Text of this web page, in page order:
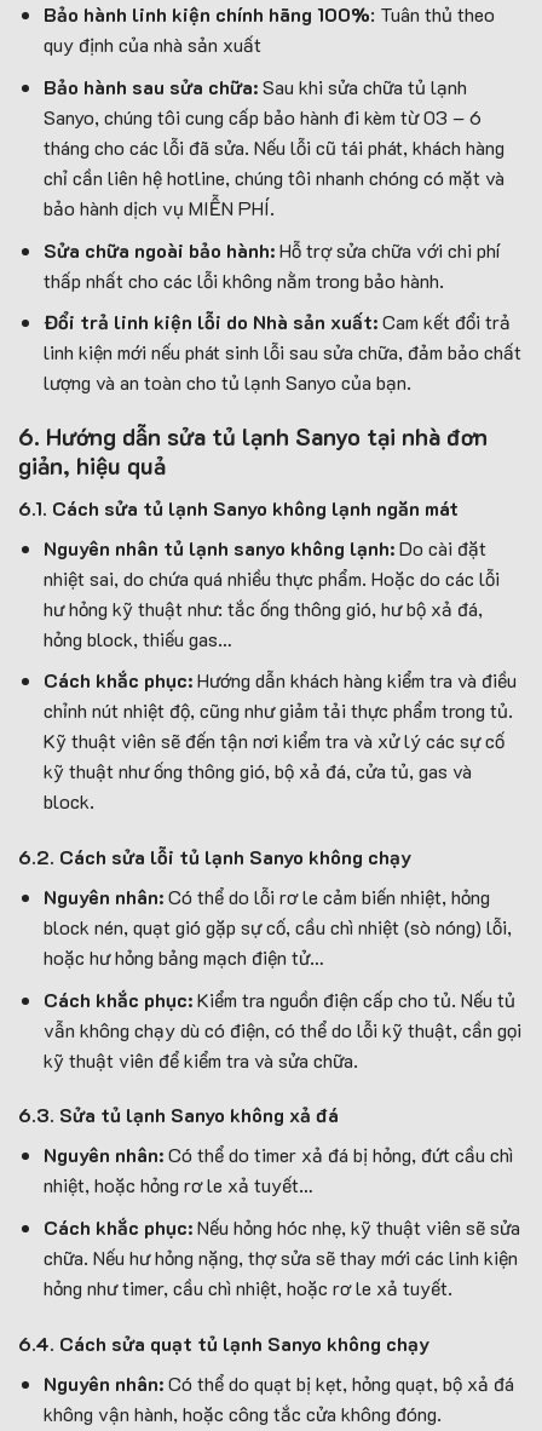
Bảo hành linh kiện chính hãng 100%: Tuân thủ theo
quy định của nhà sản xuất
Bảo hành sau sửa chữa:Sau khi sửa chữa tủ lạnh
Sanyo, chúng tôi cung cấp bảo hành đi kèm từ 03 – 6
tháng cho các lỗi đã sửa. Nếu lỗi cũ tái phát, khách hàng
chỉ cần liên hệ hotline, chúng tôi nhanh chóng có mặt và
bảo hành dịch vụ MIỄN PHÍ.
Sửa chữa ngoài bảo hành:Hỗ trợ sửa chữa với chi phí
thấp nhất cho các lỗi không nằm trong bảo hành.
Đổi trả linh kiện lỗi do Nhà sản xuất:Cam kết đổi trả
linh kiện mới nếu phát sinh lỗi sau sửa chữa, đảm bảo chất
lượng và an toàn cho tủ lạnh Sanyo của bạn.
6. Hướng dẫn sửa tủ lạnh Sanyo tại nhà đơn
giản, hiệu quả
6.1. Cách sửa tủ lạnh Sanyo không lạnh ngăn mát
Nguyên nhân tủ lạnh sanyo không lạnh:Do cài đặt
nhiệt sai, do chứa quá nhiều thực phẩm. Hoặc do các lỗi
hư hỏng kỹ thuật như: tắc ống thông gió, hư bộ xả đá,
hỏng block, thiếu gas…
Cách khắc phục:Hướng dẫn khách hàng kiểm tra và điều
chỉnh nút nhiệt độ, cũng như giảm tải thực phẩm trong tủ.
Kỹ thuật viên sẽ đến tận nơi kiểm tra và xử lý các sự cố
kỹ thuật như ống thông gió, bộ xả đá, cửa tủ, gas và
block.
6.2. Cách sửa lỗi tủ lạnh Sanyo không chạy
Nguyên nhân:Có thể do lỗi rơ le cảm biến nhiệt, hỏng
block nén, quạt gió gặp sự cố, cầu chì nhiệt (sò nóng) lỗi,
hoặc hư hỏng bảng mạch điện tử…
Cách khắc phục:Kiểm tra nguồn điện cấp cho tủ. Nếu tủ
vẫn không chạy dù có điện, có thể do lỗi kỹ thuật, cần gọi
kỹ thuật viên để kiểm tra và sửa chữa.
6.3. Sửa tủ lạnh Sanyo không xả đá
Nguyên nhân:Có thể do timer xả đá bị hỏng, đứt cầu chì
nhiệt, hoặc hỏng rơ le xả tuyết…
Cách khắc phục:Nếu hỏng hóc nhẹ, kỹ thuật viên sẽ sửa
chữa. Nếu hư hỏng nặng, thợ sửa sẽ thay mới các linh kiện
hỏng như timer, cầu chì nhiệt, hoặc rơ le xả tuyết.
6.4. Cách sửa quạt tủ lạnh Sanyo không chạy
Nguyên nhân:Có thể do quạt bị kẹt, hỏng quạt, bộ xả đá
không vận hành, hoặc công tắc cửa không đóng.